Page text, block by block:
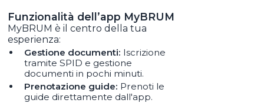
Funzionalità dell’app MyBRUM
MyBRUM è il centro della tua
esperienza:
Gestione documenti: Iscrizione
tramite SPID e gestione
documenti in pochi minuti.
Prenotazione guide: Prenoti le
guide direttamente dall'app.